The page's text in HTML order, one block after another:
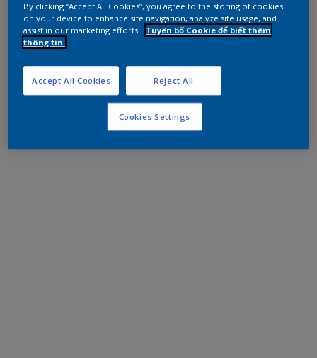
By clicking “Accept All Cookies”, you agree to the storing of cookies
on your device to enhance site navigation, analyze site usage, and
assist in our marketing efforts.
Tuyên bố Cookie để biết thêm
thông tin.
Reject All
Accept All Cookies
Cookies Settings